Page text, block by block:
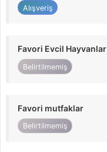
Alışveriş
Favori Evcil Hayvanlar
Belirtilmemiş
Favori mutfaklar
Belirtilmemiş